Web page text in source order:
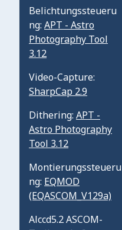
Belichtungssteueru
ng: APT - Astro
Photography Tool
3.12
Video-Capture:
SharpCap 2.9
Dithering: APT -
Astro Photography
Tool 3.12
Montierungssteueru
ng: EQMOD
(EQASCOM_V129a)
Alccd5.2 ASCOM-